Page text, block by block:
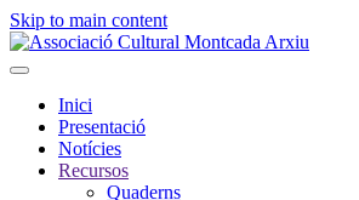
Skip to main content
Inici
Presentació
Notícies
Recursos
Quaderns